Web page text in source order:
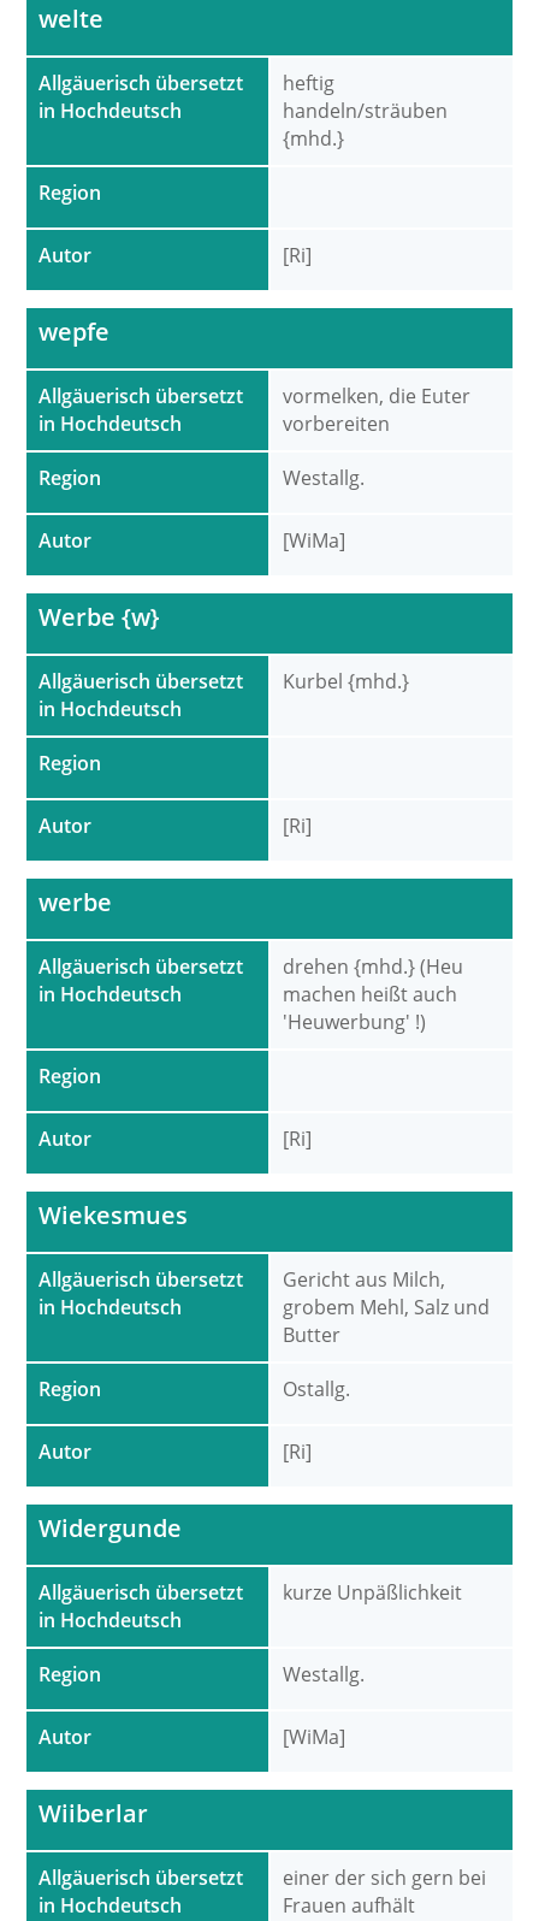
Allgäuerisch übersetzt
in Hochdeutsch
Region
Autor
welte
heftig
handeln/sträuben
{mhd.}
[Ri]
Allgäuerisch übersetzt
in Hochdeutsch
Region
Autor
wepfe
vormelken, die Euter
vorbereiten
Westallg.
[WiMa]
Allgäuerisch übersetzt
in Hochdeutsch
Region
Autor
Werbe {w}
Kurbel {mhd.}
[Ri]
Allgäuerisch übersetzt
in Hochdeutsch
Region
Autor
werbe
drehen {mhd.} (Heu
machen heißt auch
'Heuwerbung' !)
[Ri]
Allgäuerisch übersetzt
in Hochdeutsch
Region
Autor
Wiekesmues
Gericht aus Milch,
grobem Mehl, Salz und
Butter
Ostallg.
[Ri]
Allgäuerisch übersetzt
in Hochdeutsch
Region
Autor
Widergunde
kurze Unpäßlichkeit
Westallg.
[WiMa]
Allgäuerisch übersetzt
in Hochdeutsch
Wiiberlar
einer der sich gern bei
Frauen aufhält